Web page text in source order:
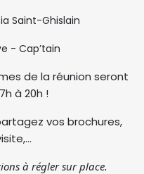
Saint-Ghislain
- Cap’tain
de la réunion seront
à 20h !
vos brochures,
à régler sur place.